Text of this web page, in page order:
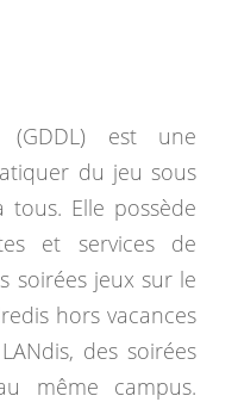
est une
du jeu sous
Elle possède
et services de
soirées jeux sur le
hors vacances
des soirées
même campus.